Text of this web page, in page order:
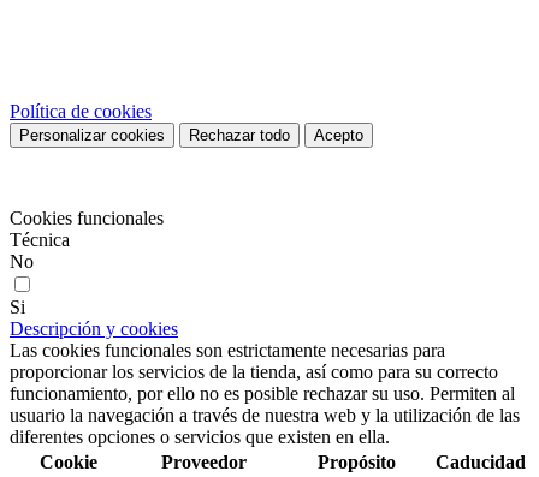
Política de cookies
Personalizar cookies Rechazar todo Acepto
Cookies funcionales
Técnica
No
Si
Descripción y cookies
Las cookies funcionales son estrictamente necesarias para
proporcionar los servicios de la tienda, así como para su correcto
funcionamiento, por ello no es posible rechazar su uso. Permiten al
usuario la navegación a través de nuestra web y la utilización de las
diferentes opciones o servicios que existen en ella.
Cookie
Proveedor Propósito Caducidad